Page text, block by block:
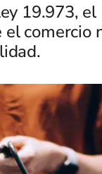
19.973,
comercio